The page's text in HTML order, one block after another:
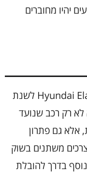
יהיו מחוברים
עם כל החידושים שהוצגו, ה-Hyundai Elantra לשנת
לא רק רכב שנועד
אלא גם פתרון
משתנים בשוק
בדרך להובלת